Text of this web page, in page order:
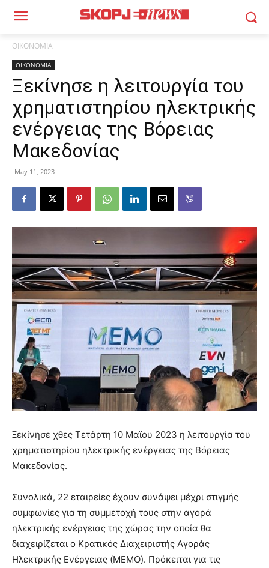
ΟΙΚΟΝΟΜΙΑ
ΟΙΚΟΝΟΜΙΑ
Ξεκίνησε η λειτουργία του
χρηματιστηρίου ηλεκτρικής
ενέργειας της Βόρειας
Μακεδονίας
May 11, 2023
Ξεκίνησε χθες Τετάρτη 10 Μαϊου 2023 η λειτουργία του
χρηματιστηρίου ηλεκτρικής ενέργειας της Βόρειας
Μακεδονίας.
Συνολικά, 22 εταιρείες έχουν συνάψει μέχρι στιγμής
συμφωνίες για τη συμμετοχή τους στην αγορά
ηλεκτρικής ενέργειας της χώρας την οποία θα
διαχειρίζεται ο Κρατικός Διαχειριστής Αγοράς
Ηλεκτρικής Ενέργειας (MEMO). Πρόκειται για τις